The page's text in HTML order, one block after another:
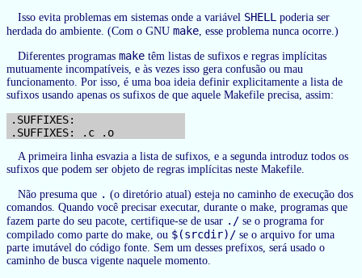
Isso evita problemas em sistemas onde a variável SHELL poderia ser
herdada do ambiente. (Com o GNU make, esse problema nunca ocorre.)
Diferentes programas make têm listas de sufixos e regras implícitas
mutuamente incompatíveis, e às vezes isso gera confusão ou mau
funcionamento. Por isso, é uma boa ideia definir explicitamente a lista de
sufixos usando apenas os sufixos de que aquele Makefile precisa, assim:
.SUFFIXES:
A primeira linha esvazia a lista de sufixos, e a segunda introduz todos os
sufixos que podem ser objeto de regras implícitas neste Makefile.
Não presuma que . (o diretório atual) esteja no caminho de execução dos
comandos. Quando você precisar executar, durante o make, programas que
fazem parte do seu pacote, certifique-se de usar ./ se o programa for
compilado como parte do make, ou $(srcdir)/ se o arquivo for uma
parte imutável do código fonte. Sem um desses prefixos, será usado o
caminho de busca vigente naquele momento.